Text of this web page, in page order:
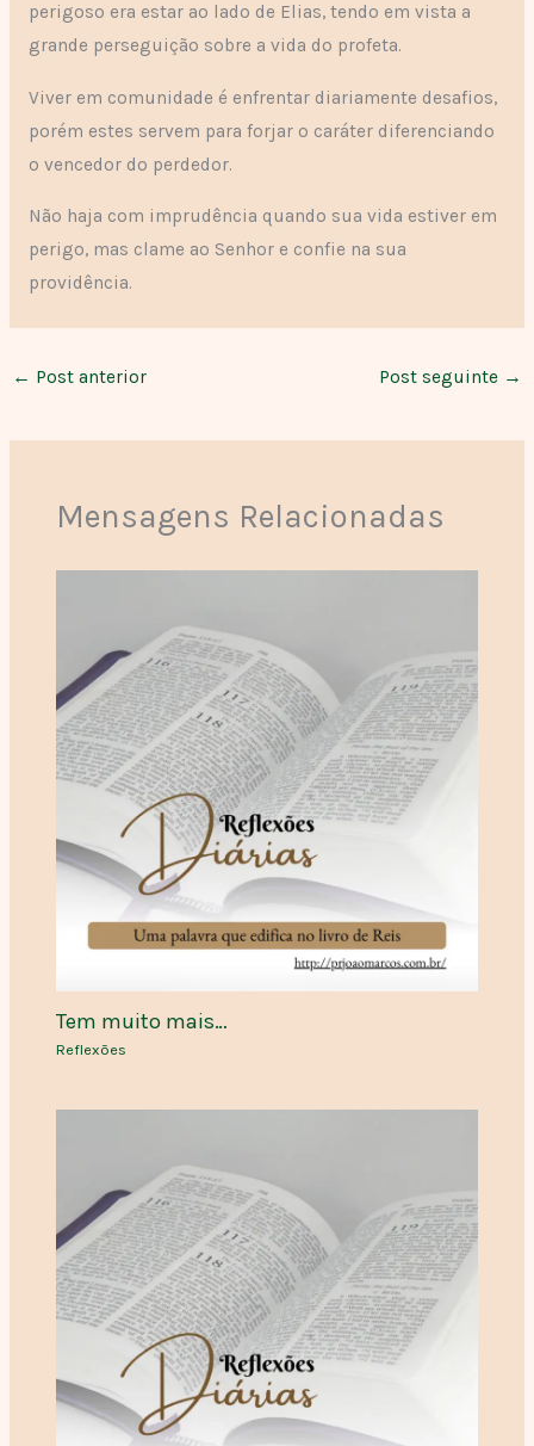
perigoso era estar ao lado de Elias, tendo em vista a
grande perseguição sobre a vida do profeta.
Viver em comunidade é enfrentar diariamente desafios,
porém estes servem para forjar o caráter diferenciando
o vencedor do perdedor.
Não haja com imprudência quando sua vida estiver em
perigo, mas clame ao Senhor e confie na sua
providência.
← Post anterior Post seguinte →
Mensagens Relacionadas
Tem muito mais…
Reflexões